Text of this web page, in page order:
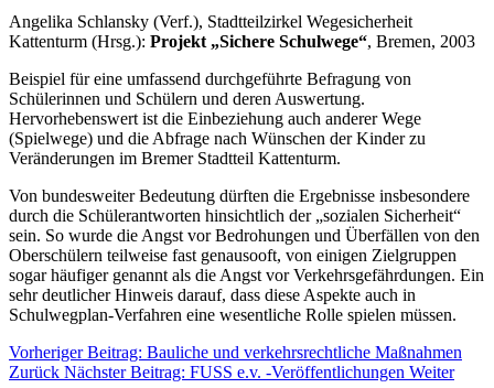
Angelika Schlansky (Verf.), Stadtteilzirkel Wegesicherheit
Kattenturm (Hrsg.): Projekt „Sichere Schulwege“, Bremen, 2003
Beispiel für eine umfassend durchgeführte Befragung von
Schülerinnen und Schülern und deren Auswertung.
Hervorhebenswert ist die Einbeziehung auch anderer Wege
(Spielwege) und die Abfrage nach Wünschen der Kinder zu
Veränderungen im Bremer Stadtteil Kattenturm.
Von bundesweiter Bedeutung dürften die Ergebnisse insbesondere
durch die Schülerantworten hinsichtlich der „sozialen Sicherheit“
sein. So wurde die Angst vor Bedrohungen und Überfällen von den
Oberschülern teilweise fast genausooft, von einigen Zielgruppen
sogar häufiger genannt als die Angst vor Verkehrsgefährdungen. Ein
sehr deutlicher Hinweis darauf, dass diese Aspekte auch in
Schulwegplan-Verfahren eine wesentliche Rolle spielen müssen.
Vorheriger Beitrag: Bauliche und verkehrsrechtliche Maßnahmen
Zurück Nächster Beitrag: FUSS e.v. -Veröffentlichungen Weiter